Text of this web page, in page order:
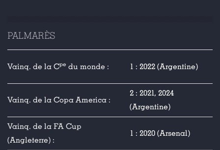
PALMARÈS
Vainq. de la Cpe du monde : 1 : 2022 (Argentine)
Vainq. de la Copa America :
2 : 2021, 2024
(Argentine)
Vainq. de la FA Cup
(Angleterre) :
1 : 2020 (Arsenal)